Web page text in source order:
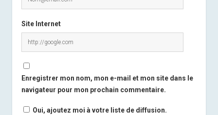
Site Internet
Enregistrer mon nom, mon e-mail et mon site dans le
navigateur pour mon prochain commentaire.
Oui, ajoutez moi à votre liste de diffusion.